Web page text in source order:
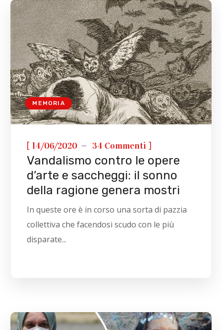
MEMORIA
[14/06/2020 34 Commenti ]
Vandalismo contro le opere
d’arte e saccheggi: il sonno
della ragione genera mostri
In queste ore è in corso una sorta di pazzia
collettiva che facendosi scudo con le più
disparate...